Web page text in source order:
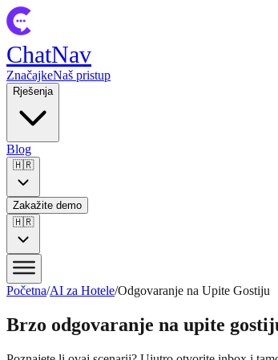
ChatNav
ZnačajkeNaš pristup
Rješenja
Blog
🇭🇷
Zakažite demo
🇭🇷
Početna/AI za Hotele/Odgovaranje na Upite Gostiju
Brzo odgovaranje na upite